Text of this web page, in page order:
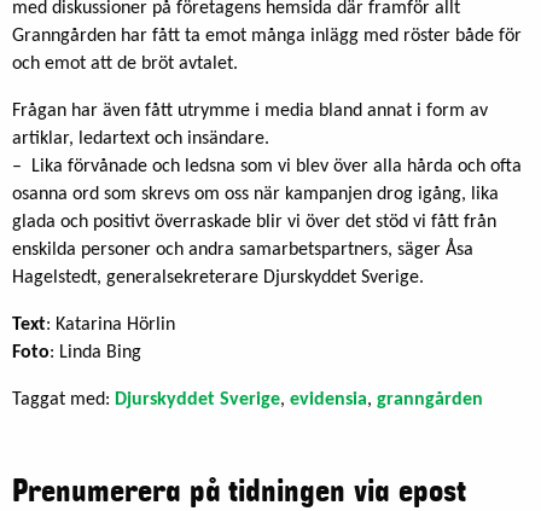
med diskussioner på företagens hemsida där framför allt
Granngården har fått ta emot många inlägg med röster både för
och emot att de bröt avtalet.
Frågan har även fått utrymme i media bland annat i form av
artiklar, ledartext och insändare.
– Lika förvånade och ledsna som vi blev över alla hårda och ofta
osanna ord som skrevs om oss när kampanjen drog igång, lika
glada och positivt överraskade blir vi över det stöd vi fått från
enskilda personer och andra samarbetspartners, säger Åsa
Hagelstedt, generalsekreterare Djurskyddet Sverige.
Text: Katarina Hörlin
Foto: Linda Bing
Taggat med: Djurskyddet Sverige, evidensia, granngården
Prenumerera på tidningen via epost